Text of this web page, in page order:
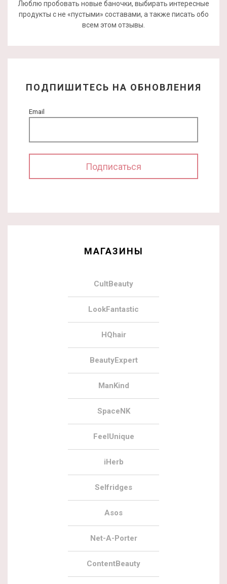
Люблю пробовать новые баночки, выбирать интересные
продукты с не «пустыми» составами, а также писать обо
всем этом отзывы.
ПОДПИШИТЕСЬ НА ОБНОВЛЕНИЯ
Email
МАГАЗИНЫ
CultBeauty
LookFantastic
HQhair
BeautyExpert
ManKind
SpaceNK
FeelUnique
iHerb
Selfridges
Asos
Net-A-Porter
ContentBeauty